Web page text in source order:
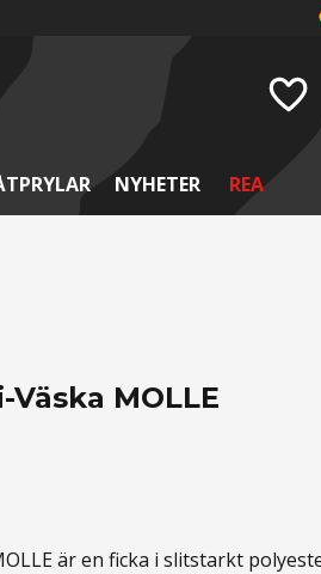
NYHETER REA
MOLLE
är en ficka i slitstarkt